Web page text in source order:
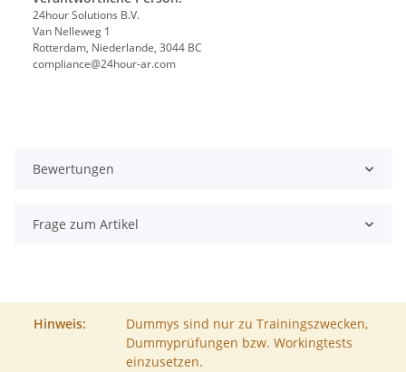
24hour Solutions B.V.
Van Nelleweg 1
Rotterdam, Niederlande, 3044 BC
compliance@24hour-ar.com
Bewertungen
Frage zum Artikel
Hinweis:
Dummys sind nur zu Trainingszwecken,
Dummyprüfungen bzw. Workingtests
einzusetzen.